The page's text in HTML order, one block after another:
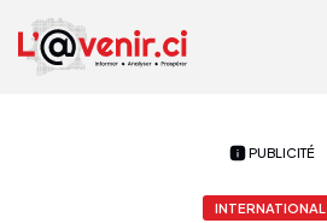
PUBLICITÉ
INTERNATIONAL